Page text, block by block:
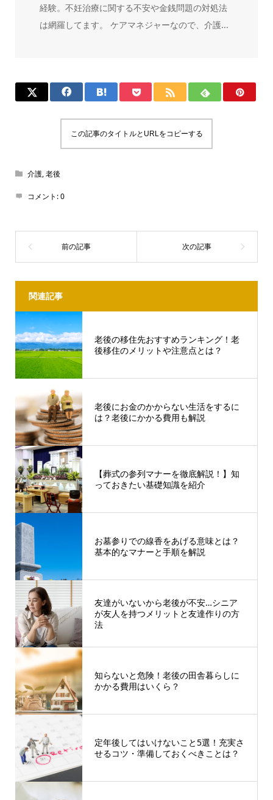
経験。不妊治療に関する不安や金銭問題の対処法
は網羅してます。 ケアマネジャーなので、介護...
この記事のタイトルとURLをコピーする
介護,老後
コメント:0
関連記事
老後の移住先おすすめランキング！老
後移住のメリットや注意点とは？
老後にお金のかからない生活をするに
は？老後にかかる費用も解説
【葬式の参列マナーを徹底解説！】知
っておきたい基礎知識を紹介
お墓参りでの線香をあげる意味とは？
基本的なマナーと手順を解説
友達がいないから老後が不安…シニア
が友人を持つメリットと友達作りの方
法
知らないと危険！老後の田舎暮らしに
かかる費用はいくら？
定年後してはいけないこと5選！充実さ
せるコツ・準備しておくべきことは？